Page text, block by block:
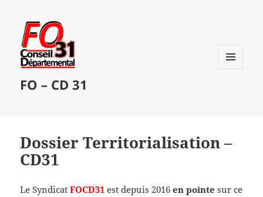
FO – CD 31
Dossier Territorialisation –
CD31
Le SyndicatFOCD31 est depuis 2016en pointe sur ce